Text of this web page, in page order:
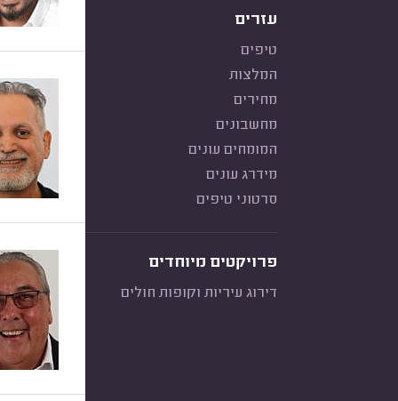
עזרים
טיפים
המלצות
מחירים
מחשבונים
המומחים עונים
מידרג עונים
סרטוני טיפים
פרויקטים מיוחדים
דירוג עיריות וקופות חולים